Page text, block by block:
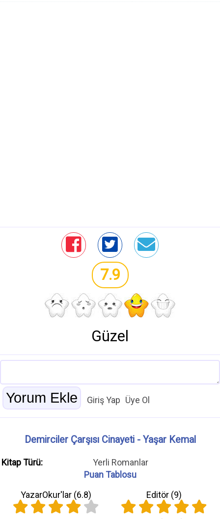
7.9
Güzel
Giriş Yap Üye Ol
Demirciler Çarşısı Cinayeti - Yaşar Kemal
Kitap Türü:
Yerli Romanlar
Puan Tablosu
YazarOkur'lar (6.8) Editör (9)